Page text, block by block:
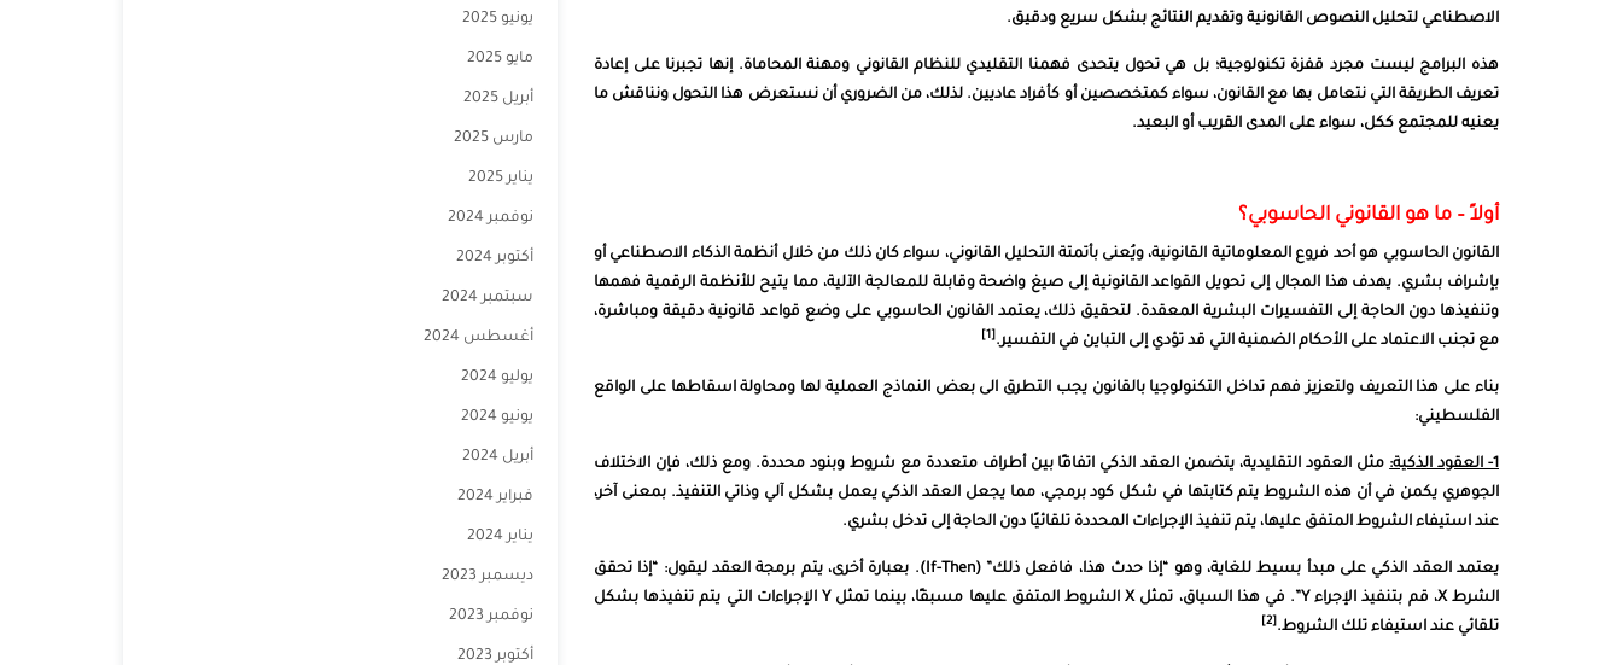
الاصطناعي لتحليل النصوص القانونية وتقديم النتائج بشكل سريع ودقيق.
هذه البرامج ليست مجرد قفزة تكنولوجية؛ بل هي تحول يتحدى فهمنا التقليدي للنظام القانوني ومهنة المحاماة. إنها تجبرنا على إعادة
تعريف الطريقة التي نتعامل بها مع القانون، سواء كمتخصصين أو كأفراد عاديين. لذلك، من الضروري أن نستعرض هذا التحول ونناقش ما
يعنيه للمجتمع ككل، سواء على المدى القريب أو البعيد.
أولاً – ما هو القانوني الحاسوبي؟
القانون الحاسوبي هو أحد فروع المعلوماتية القانونية، ويُعنى بأتمتة التحليل القانوني، سواء كان ذلك من خلال أنظمة الذكاء الاصطناعي أو
بإشراف بشري. يهدف هذا المجال إلى تحويل القواعد القانونية إلى صيغ واضحة وقابلة للمعالجة الآلية، مما يتيح للأنظمة الرقمية فهمها
وتنفيذها دون الحاجة إلى التفسيرات البشرية المعقدة. لتحقيق ذلك، يعتمد القانون الحاسوبي على وضع قواعد قانونية دقيقة ومباشرة،
مع تجنب الاعتماد على الأحكام الضمنية التي قد تؤدي إلى التباين في التفسير. [1]
بناء على هذا التعريف ولتعزيز فهم تداخل التكنولوجيا بالقانون يجب التطرق الى بعض النماذج العملية لها ومحاولة اسقاطها على الواقع
الفلسطيني:
1- العقود الذكية:
مثل العقود التقليدية، يتضمن العقد الذكي اتفاقًا بين أطراف متعددة مع شروط وبنود محددة. ومع ذلك، فإن الاختلاف
الجوهري يكمن في أن هذه الشروط يتم كتابتها في شكل كود برمجي، مما يجعل العقد الذكي يعمل بشكل آلي وذاتي التنفيذ. بمعنى آخر،
عند استيفاء الشروط المتفق عليها، يتم تنفيذ الإجراءات المحددة تلقائيًا دون الحاجة إلى تدخل بشري.
يعتمد العقد الذكي على مبدأ بسيط للغاية، وهو “إذا حدث هذا، فافعل ذلك” (If-Then). بعبارة أخرى، يتم برمجة العقد ليقول: “إذا تحقق
الشرط X، قم بتنفيذ الإجراء Y”. في هذا السياق، تمثل X الشروط المتفق عليها مسبقًا، بينما تمثل Y الإجراءات التي يتم تنفيذها بشكل
تلقائي عند استيفاء تلك الشروط. [2]
يونيو 2025
مايو 2025
أبريل 2025
مارس 2025
يناير 2025
نوفمبر 2024
أكتوبر 2024
سبتمبر 2024
أغسطس 2024
يوليو 2024
يونيو 2024
أبريل 2024
فبراير 2024
يناير 2024
ديسمبر 2023
نوفمبر 2023
أكتوبر 2023